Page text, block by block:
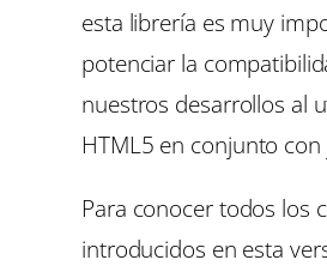
esta librería es muy
potenciar la
nuestros desarrollos al
HTML5 en conjunto con
Para conocer todos los
introducidos en esta